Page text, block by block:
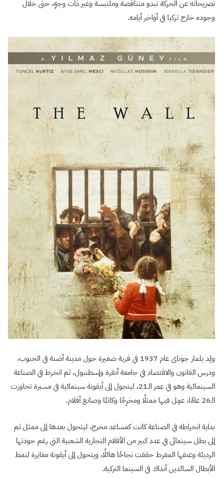
تصريحاته عن الحركة تبدو متناقضة وملتبسة وغير ذات وجهٍ، حتى خلال
وجوده خارج تركيا في أواخر أيامه.
ولِد يلماز جوناى عام 1937 في قرية صغيرة حول مدينة أضنة في الجنوب،
ودرس القانون والاقتصاد في جامعة أنقرة وإسطنبول، ثم انخرط في الصناعة
السينمائية وهو في عمر الـ21، ليتحول إلى أيقونة سينمائية في مسيرة تجاوزت
الـ26 عامًا، عمِل فيها ممثلًا ومخرِجًا وكاتبًا وصانع أفلام.
بداية انخراطه في الصناعة كانت كمساعد مخرج، ليتحول بعدها إلى ممثل ثم
إلى بطل سينمائي في عدد كبير من الأفلام التجارية الشعبية التي رغم جودتها
الرديئة وعنفها المفرط حققت نجاحًا هائلًا، ويتحول إلى أيقونة مغايرة لنمط
الأبطال السائدين آنذاك في السينما التركية.